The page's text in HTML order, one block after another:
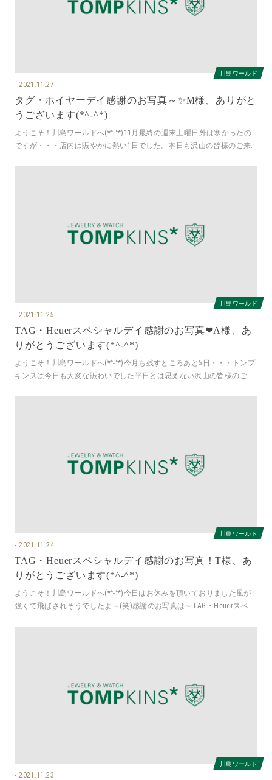
川島ワールド
2021.11.27
タグ・ホイヤーデイ感謝のお写真～✨M様、ありがと
うございます(*^-^*)
ようこそ！川島ワールドへ(*^-^*)11月最終の週末土曜日外は寒かったの
ですが・・・店内は賑やかに熱い1日でした。本日も沢山の皆様のご来
川島ワールド
2021.11.25
TAG・Heuerスペシャルデイ感謝のお写真❤A様、あ
りがとうございます(*^-^*)
ようこそ！川島ワールドへ(*^-^*)今月も残すところあと5日・・・トンプ
キンスは今日も大変な賑わいでした平日とは思えない沢山の皆様のご来
川島ワールド
2021.11.24
TAG・Heuerスペシャルデイ感謝のお写真！T様、あ
りがとうございます(*^-^*)
ようこそ！川島ワールドへ(*^-^*)今日はお休みを頂いておりました風が
強くて飛ばされそうでしたよ～(笑)感謝のお写真は～TAG・Heuerスペシ
川島ワールド
2021.11.23